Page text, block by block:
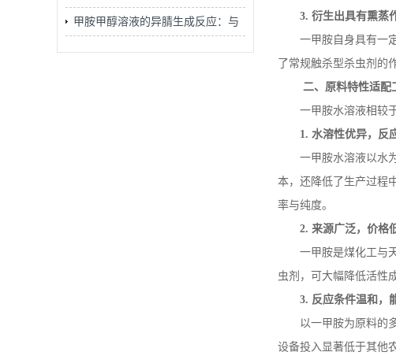
腈、环氧化物的加成反应：含氮杂
甲胺甲醇溶液的异腈生成反应：与
3.衍生出具有熏蒸
一甲胺自身具有一
了常规触杀型杀虫剂的
二、原料特性适配
一甲胺水溶液相较
1. 水溶性优异，反
一甲胺水溶液以水
本，还降低了生产过程
率与纯度。
2.来源广泛，价格
一甲胺是煤化工与
虫剂，可大幅降低活性
3. 反应条件温和，
以一甲胺为原料的
设备投入显著低于其他